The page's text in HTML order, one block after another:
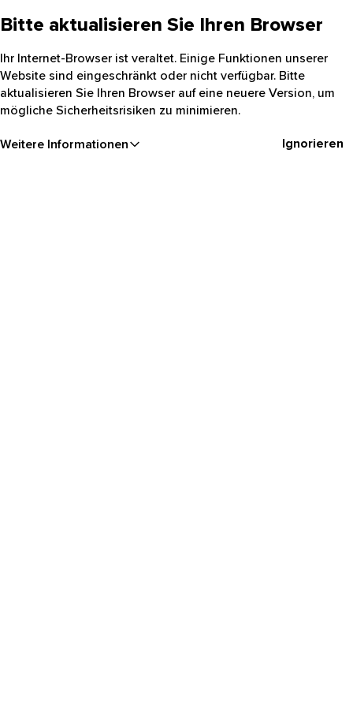
Bitte aktualisieren Sie Ihren Browser
Ihr Internet-Browser ist veraltet. Einige Funktionen unserer
Website sind eingeschränkt oder nicht verfügbar. Bitte
aktualisieren Sie Ihren Browser auf eine neuere Version, um
mögliche Sicherheitsrisiken zu minimieren.
Weitere Informationen Ignorieren